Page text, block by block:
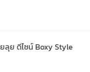
ลุย ดีไซน์ Boxy Style